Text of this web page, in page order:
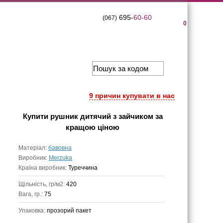
0
(067)695-60-60
9 причин купувати в нас
Купити рушник дитячий з зайчиком за
кращою ціною
Матеріал: бавовна
Виробник: Merzuka
Країна виробник: Туреччина
Щільність, гр/м2: 420
Вага, гр.: 75
Упаковка: прозорий пакет